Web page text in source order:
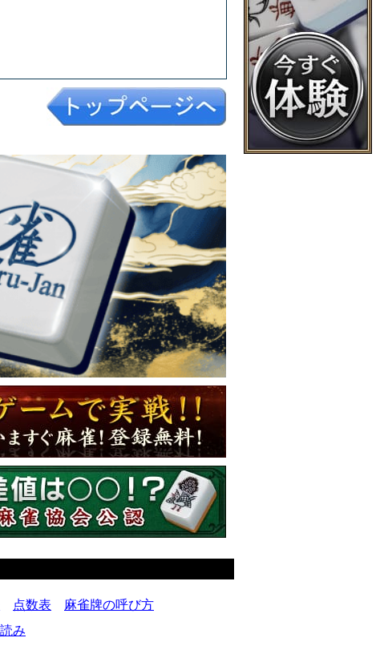
点数表
麻雀牌の呼び方
み